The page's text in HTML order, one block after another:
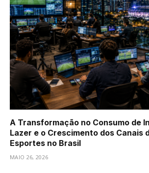
A Transformação no Consumo de
Lazer e o Crescimento dos Canais
Esportes no Brasil
MAIO 26, 2026